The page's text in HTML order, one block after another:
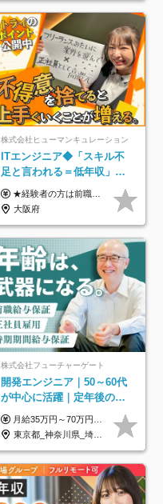
株式会社ヒューマンキュレーション
ITエンジニア◆「スキル不
足と言われる＝低年収」で
はない！｜ 不安を克服し、
年収アップした社員の実例
★経験者の方は前職の年収以上を保証します ★案件単価を開示した上で80％以上を還元します 月給25万円以上＋賞与年2回 ※経験や能力を考慮の上で優遇します ※試用期間が3ヶ月(その間の給与・待遇・雇用形態に変更はありません) ※月給には月20時間分のみなし残業手当(5万円)を含みます(超過分は別途支給) ★残業平均は月10時間以下ですので、毎月10時間分程度はお得です！
大阪府
株式会社フューチャーゲート
開発エンジニア｜50～60代
が中心に活躍｜定年後の給
与減ナシ｜年収50万円アッ
プ実績／昇給率92％（直近3
年）
月給35万円～70万円（固定残業代30時間分63,869円～を含む）+賞与年1回 ※30時間を超える分は別途支給します ●これまでのご経験・スキル・前職給与をできる限り考慮します ●待機期間も給与を100％支給します ●試用期間中も給与や福利厚生は同じです ≪年収を維持しながら長く働けます！≫ 一般的な企業では55歳や60歳を機に年収が下がりますが、 当社は役職などではなく「スキルや経験」で評価。 エンジニアとして長く働きながら あなたにふさわしい年収を維持できます！
東京都_神奈川県_埼玉県_千葉県